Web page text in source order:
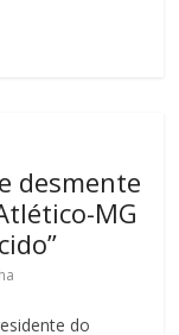
desmente
MG
do